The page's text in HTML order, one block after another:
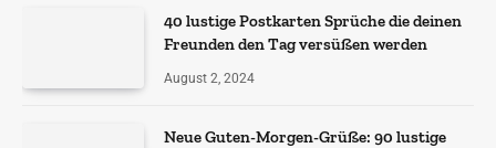
40 lustige Postkarten Sprüche die deinen
Freunden den Tag versüßen werden
August 2, 2024
Neue Guten-Morgen-Grüße: 90 lustige